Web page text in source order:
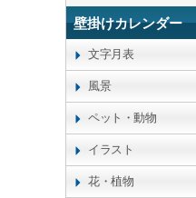
壁掛けカレンダー
文字月表
風景
ペット・動物
イラスト
花・植物